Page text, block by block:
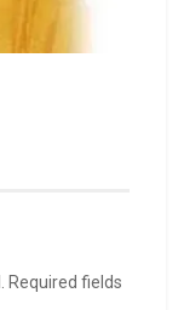
Required fields